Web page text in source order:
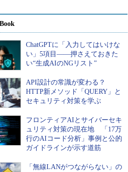
ChatGPTに「入力してはいけな
い」5項目――押さえておきた
い“生成AIのNGリスト”
API設計の常識が変わる？
HTTP新メソッド「QUERY」と
セキュリティ対策を学ぶ
フロンティアAIとサイバーセキ
ュリティ対策の現在地 「17万
行のAIコード分析」事例と公的
ガイドラインが示す道筋
「無線LANがつながらない」の